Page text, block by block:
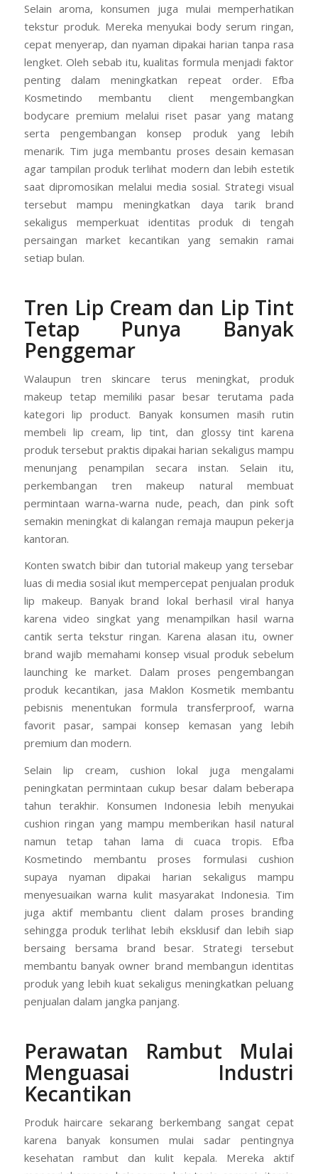
Selain aroma, konsumen juga mulai memperhatikan
tekstur produk. Mereka menyukai body serum ringan,
cepat menyerap, dan nyaman dipakai harian tanpa rasa
lengket. Oleh sebab itu, kualitas formula menjadi faktor
penting dalam meningkatkan repeat order. Efba
Kosmetindo membantu client mengembangkan
bodycare premium melalui riset pasar yang matang
serta pengembangan konsep produk yang lebih
menarik. Tim juga membantu proses desain kemasan
agar tampilan produk terlihat modern dan lebih estetik
saat dipromosikan melalui media sosial. Strategi visual
tersebut mampu meningkatkan daya tarik brand
sekaligus memperkuat identitas produk di tengah
persaingan market kecantikan yang semakin ramai
setiap bulan.
Tren Lip Cream dan Lip Tint
Tetap Punya Banyak
Penggemar
Walaupun tren skincare terus meningkat, produk
makeup tetap memiliki pasar besar terutama pada
kategori lip product. Banyak konsumen masih rutin
membeli lip cream, lip tint, dan glossy tint karena
produk tersebut praktis dipakai harian sekaligus mampu
menunjang penampilan secara instan. Selain itu,
perkembangan tren makeup natural membuat
permintaan warna-warna nude, peach, dan pink soft
semakin meningkat di kalangan remaja maupun pekerja
kantoran.
Konten swatch bibir dan tutorial makeup yang tersebar
luas di media sosial ikut mempercepat penjualan produk
lip makeup. Banyak brand lokal berhasil viral hanya
karena video singkat yang menampilkan hasil warna
cantik serta tekstur ringan. Karena alasan itu, owner
brand wajib memahami konsep visual produk sebelum
launching ke market. Dalam proses pengembangan
produk kecantikan, jasa Maklon Kosmetik membantu
pebisnis menentukan formula transferproof, warna
favorit pasar, sampai konsep kemasan yang lebih
premium dan modern.
Selain lip cream, cushion lokal juga mengalami
peningkatan permintaan cukup besar dalam beberapa
tahun terakhir. Konsumen Indonesia lebih menyukai
cushion ringan yang mampu memberikan hasil natural
namun tetap tahan lama di cuaca tropis. Efba
Kosmetindo membantu proses formulasi cushion
supaya nyaman dipakai harian sekaligus mampu
menyesuaikan warna kulit masyarakat Indonesia. Tim
juga aktif membantu client dalam proses branding
sehingga produk terlihat lebih eksklusif dan lebih siap
bersaing bersama brand besar. Strategi tersebut
membantu banyak owner brand membangun identitas
produk yang lebih kuat sekaligus meningkatkan peluang
penjualan dalam jangka panjang.
Perawatan Rambut Mulai
Menguasai Industri
Kecantikan
Produk haircare sekarang berkembang sangat cepat
karena banyak konsumen mulai sadar pentingnya
kesehatan rambut dan kulit kepala. Mereka aktif